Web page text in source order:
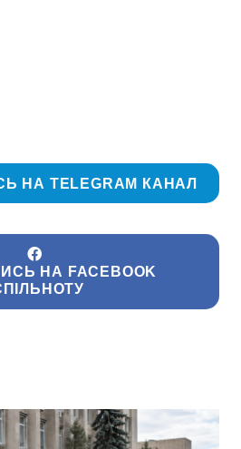
НА TELEGRAM КАНАЛ
НА FACEBOOK